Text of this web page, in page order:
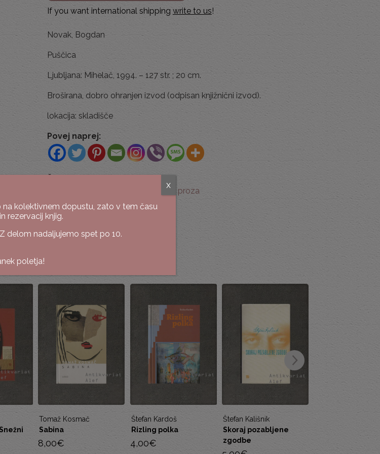
If you want international shipping write to us!
Novak, Bogdan
Puščica
Ljubljana: Mihelač, 1994. – 127 str. ; 20 cm.
Broširana, dobro ohranjen izvod (odpisan knjižnični izvod).
lokacija: skladišče
Povej naprej:
Slovenska proza
Štefan Kardoš
Rizling polka
4,00€
Štefan Kališnik
Skoraj pozabljene
zgodbe
Saša Vuga
Britev
7,00€
na kolektivnem dopustu, zato v tem času
rezervacij knjig.
delom nadaljujemo spet po 10.
poletja!
x